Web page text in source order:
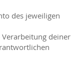
des jeweiligen
deiner